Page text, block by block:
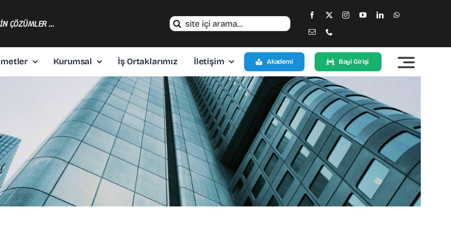
ÇÖZÜMLER …
Search
Kurumsal İş Ortaklarımız İletişim Akademi Bayi Girişi